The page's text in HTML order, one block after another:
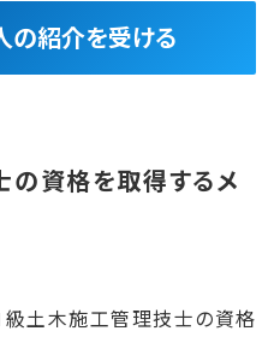
の紹介を受ける
資格を取得するメ
級土木施工管理技士の資格